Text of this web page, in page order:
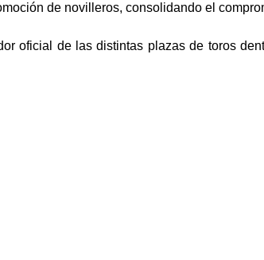
de novilleros, consolidando el
oficial de las distintas plazas de toros